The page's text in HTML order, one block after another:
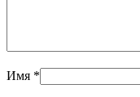
Имя *